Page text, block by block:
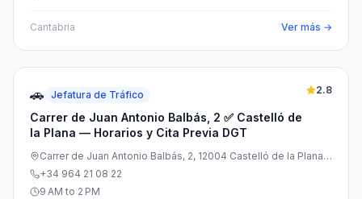
Cantabria Ver más →
🚗 Jefatura de Tráfico
Carrer de Juan Antonio Balbás, 2 ✅ Castelló de
la Plana — Horarios y Cita Previa DGT
2.8
Carrer de Juan Antonio Balbás, 2, 12004 Castelló de la Plana,
Castelló, España
+34 964 21 08 22
9 AM to 2 PM